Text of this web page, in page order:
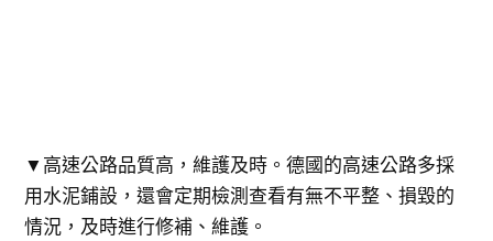
▼高速公路品質高，維護及時。德國的高速公路多採
用水泥鋪設，還會定期檢測查看有無不平整、損毀的
情況，及時進行修補、維護。